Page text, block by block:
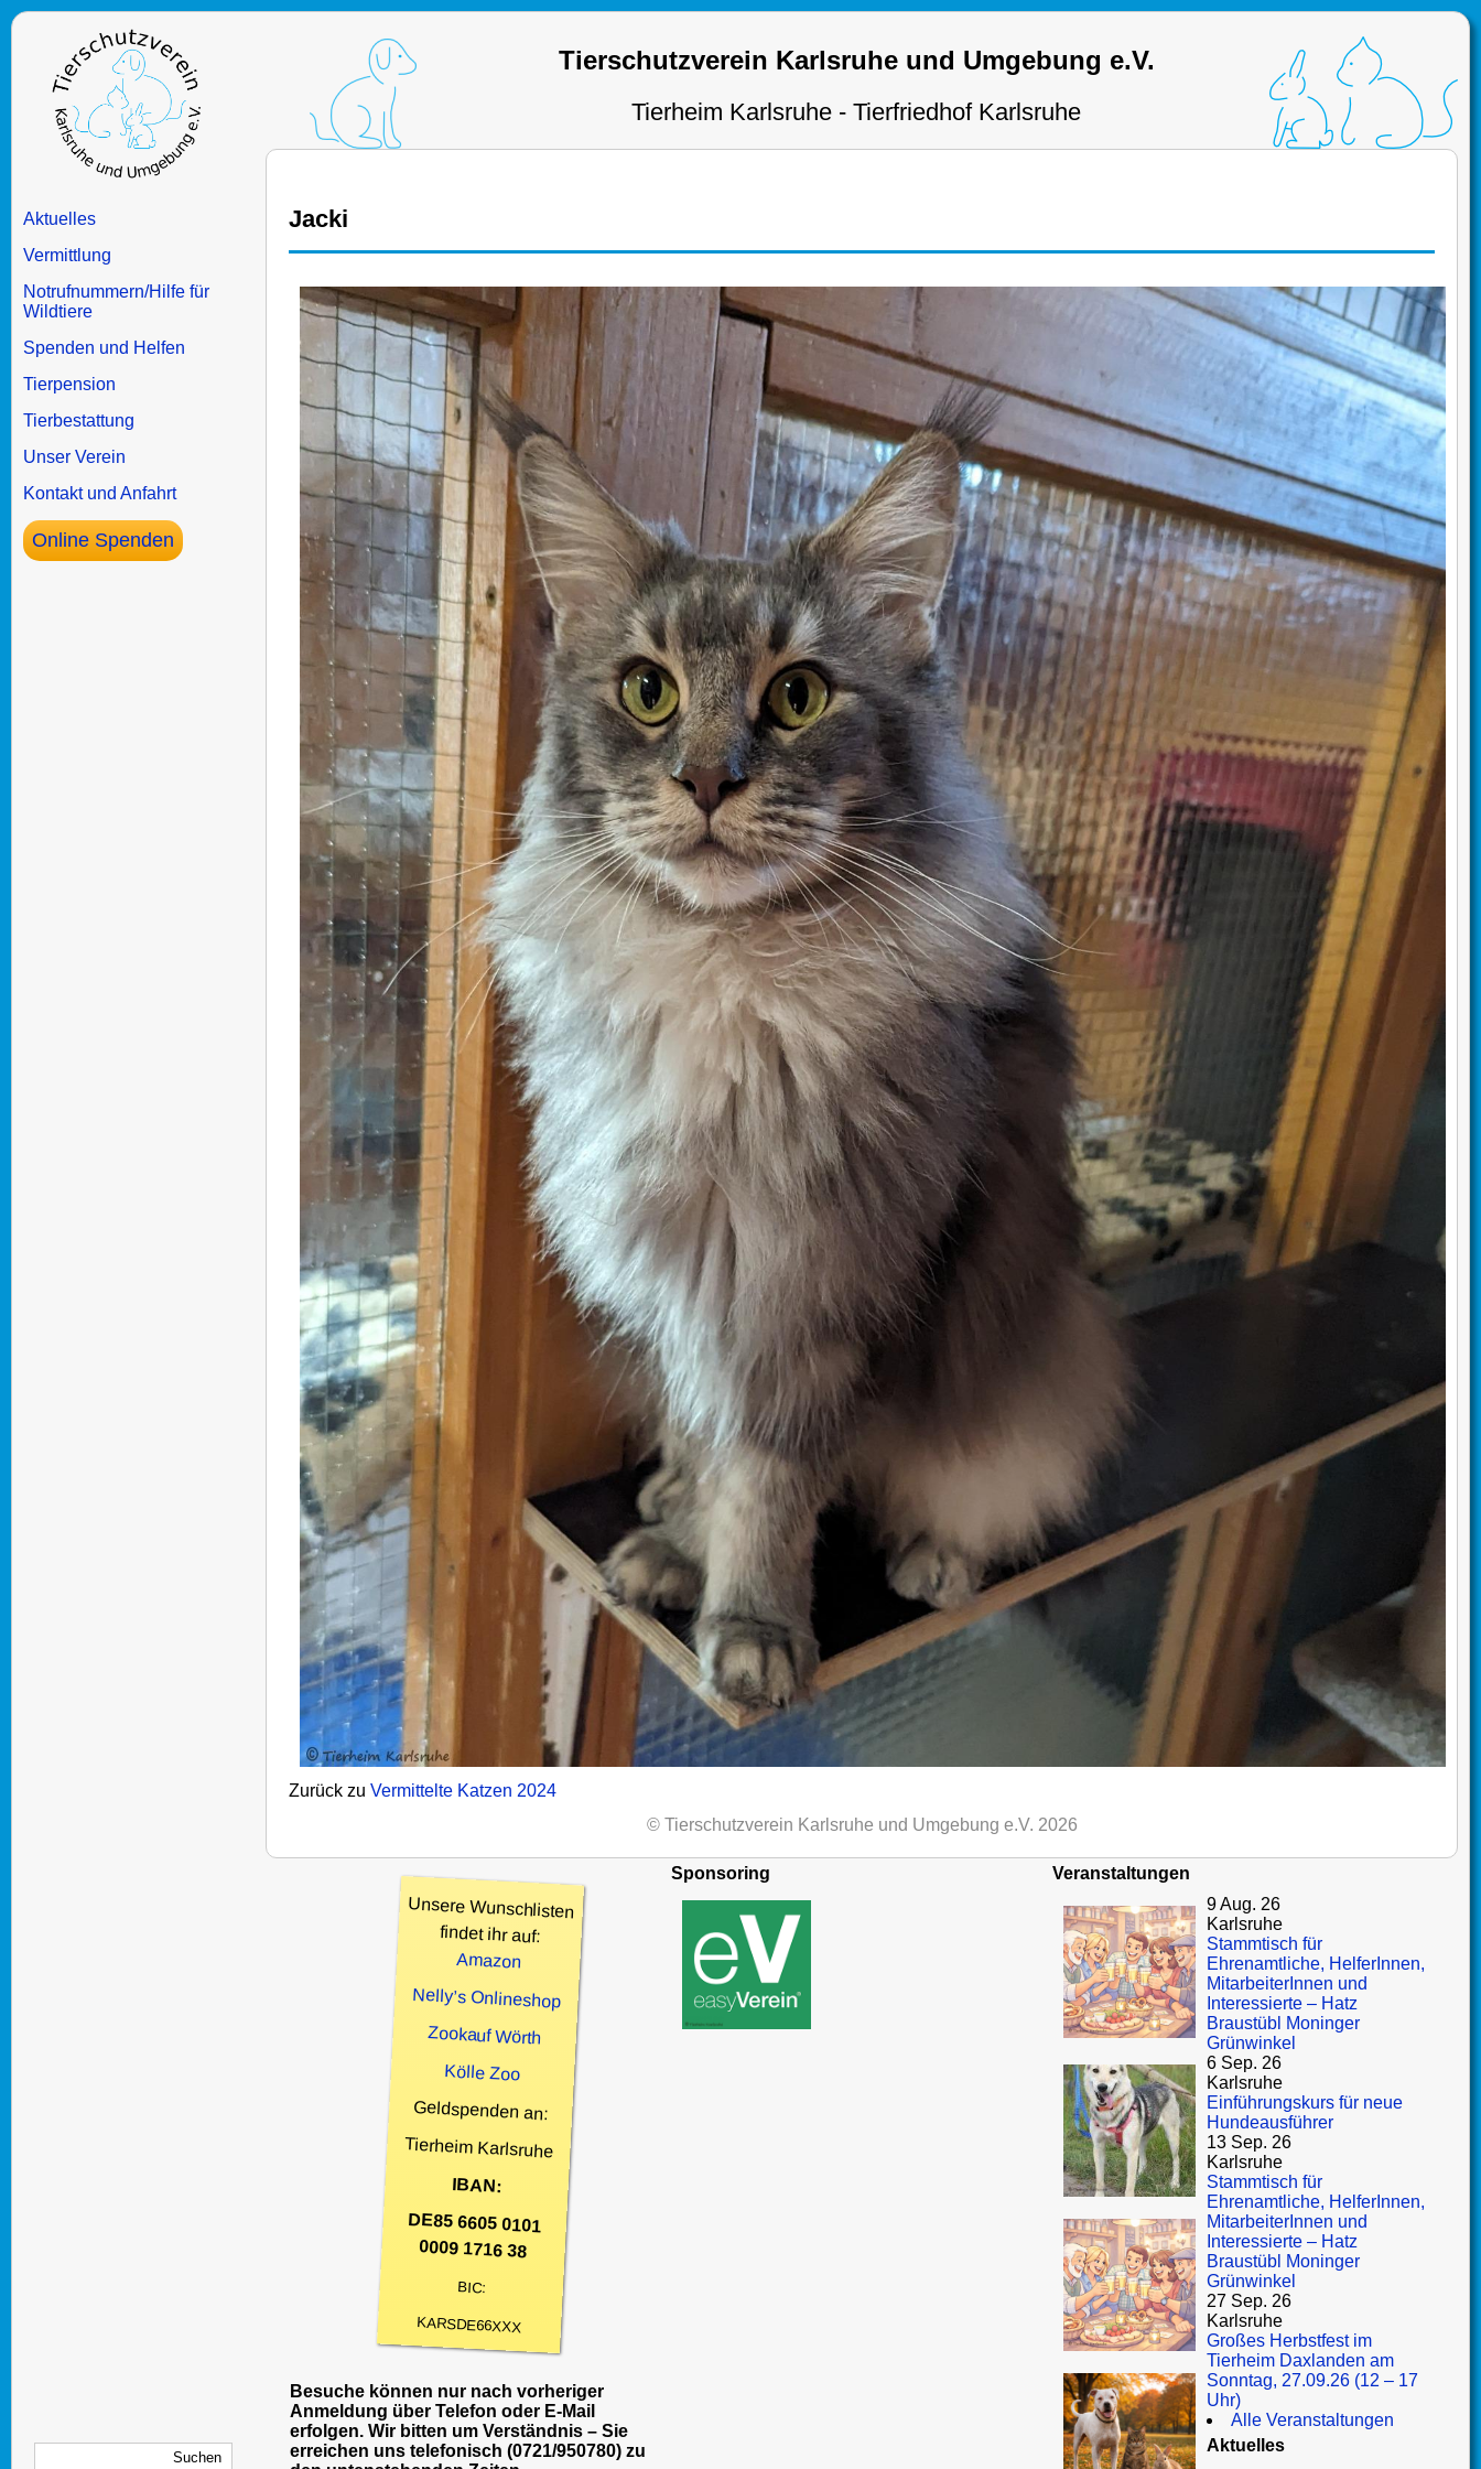
Tierschutzverein Karlsruhe und Umgebung e.V.
Tierheim Karlsruhe - Tierfriedhof Karlsruhe
Aktuelles
Vermittlung
Notrufnummern/Hilfe für
Wildtiere
Spenden und Helfen
Tierpension
Tierbestattung
Unser Verein
Kontakt und Anfahrt
Online Spenden
Jacki
Zurück zu Vermittelte Katzen 2024
© Tierschutzverein Karlsruhe und Umgebung e.V. 2026
Unsere Wunschlisten
findet ihr auf:
Amazon
Nelly’s Onlineshop
Zookauf Wörth
Kölle Zoo
Geldspenden an:
Tierheim Karlsruhe
IBAN:
DE85 6605 0101
0009 1716 38
BIC:
KARSDE66XXX
Besuche können nur nach vorheriger
Anmeldung über Telefon oder E-Mail
erfolgen. Wir bitten um Verständnis – Sie
erreichen uns telefonisch (0721/950780) zu
Sponsoring
Veranstaltungen
9 Aug. 26
Karlsruhe
Stammtisch für
Ehrenamtliche, HelferInnen,
MitarbeiterInnen und
Interessierte – Hatz
Braustübl Moninger
Grünwinkel
6 Sep. 26
Karlsruhe
Einführungskurs für neue
Hundeausführer
13 Sep. 26
Karlsruhe
Stammtisch für
Ehrenamtliche, HelferInnen,
MitarbeiterInnen und
Interessierte – Hatz
Braustübl Moninger
Grünwinkel
27 Sep. 26
Karlsruhe
Großes Herbstfest im
Tierheim Daxlanden am
Sonntag, 27.09.26 (12 – 17
Uhr)
Alle Veranstaltungen
Aktuelles